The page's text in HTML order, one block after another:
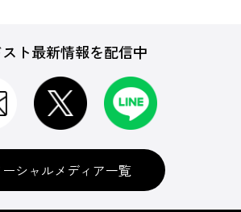
ト最新情報を配信中
ーシャルメディア一覧